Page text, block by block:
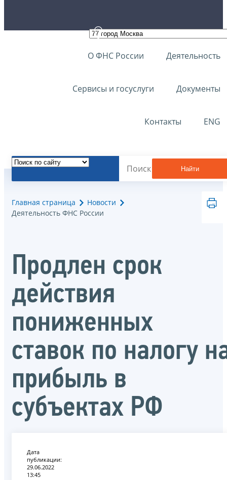
О ФНС России Деятельность
Сервисы и госуслуги Документы
Контакты ENG
Найти
Главная страница
Новости
Деятельность ФНС России
Продлен срок
действия
пониженных
ставок по налогу
прибыль в
субъектах РФ
Дата
публикации:
29.06.2022
13:45